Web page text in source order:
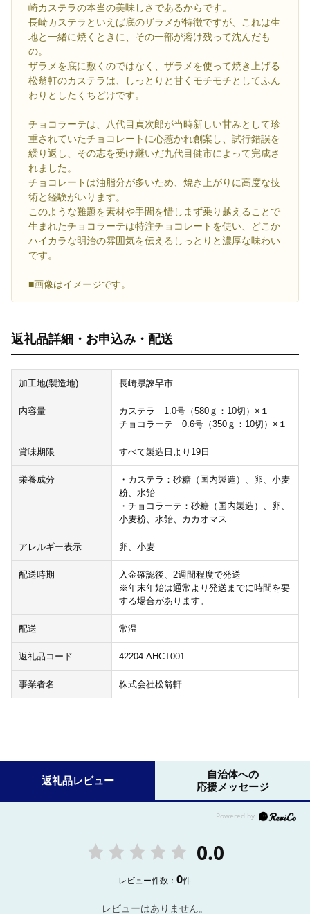
崎カステラの本当の美味しさであるからです。
長崎カステラといえば底のザラメが特徴ですが、これは生
地と一緒に焼くときに、その一部が溶け残って沈んだも
の。
ザラメを底に敷くのではなく、ザラメを使って焼き上げる
松翁軒のカステラは、しっとりと甘くモチモチとしてふん
わりとしたくちどけです。
チョコラーテは、八代目貞次郎が当時新しい甘みとして珍
重されていたチョコレートに心惹かれ創案し、試行錯誤を
繰り返し、その志を受け継いだ九代目健市によって完成さ
れました。
チョコレートは油脂分が多いため、焼き上がりに高度な技
術と経験がいります。
このような難題を素材や手間を惜しまず乗り越えることで
生まれたチョコラーテは特注チョコレートを使い、どこか
ハイカラな明治の雰囲気を伝えるしっとりと濃厚な味わい
です。
■画像はイメージです。
返礼品詳細・お申込み・配送
加工地(製造地) 長崎県諫早市
内容量
カステラ 1.0号（580ｇ：10切）×１
チョコラーテ 0.6号（350ｇ：10切）×１
賞味期限 すべて製造日より19日
栄養成分
・カステラ：砂糖（国内製造）、卵、小麦
粉、水飴
・チョコラーテ：砂糖（国内製造）、卵、
小麦粉、水飴、カカオマス
アレルギー表示 卵、小麦
配送時期
入金確認後、2週間程度で発送
※年末年始は通常より発送までに時間を要
する場合があります。
配送 常温
返礼品コード 42204-AHCT001
事業者名 株式会社松翁軒
返礼品レビュー
自治体への
応援メッセージ
0.0
レビュー件数：0件
レビューはありません。